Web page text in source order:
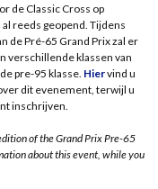
de Classic Cross op
reeds geopend. Tijdens
de Pré-65 Grand Prix zal er
verschillende klassen van
pre-95 klasse. Hiervind u
dit evenement, terwijl u
inschrijven.
of the Grand Prix Pre-65
about this event, while you